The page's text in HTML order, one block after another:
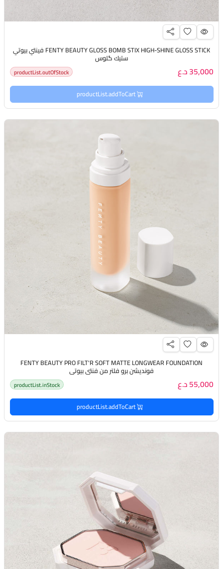
FENTY BEAUTY GLOSS BOMB STIX HIGH-SHINE GLOSS STICK فينتي بيوتي
ستيك گلوس
35,000 د.ع productList.outOfStock
productList.addToCart
FENTY BEAUTY PRO FILT'R SOFT MATTE LONGWEAR FOUNDATION
فونديشن برو فلتر من فنتي بيوتي
55,000 د.ع productList.inStock
productList.addToCart